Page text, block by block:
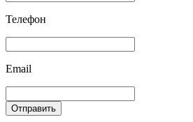
Телефон
Email
Отправить